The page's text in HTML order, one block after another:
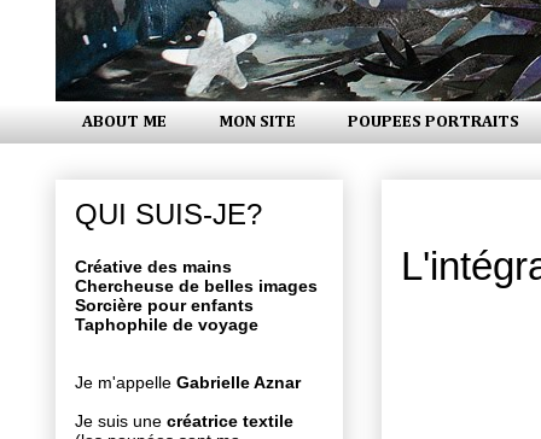
ABOUT ME MON SITE POUPEES PORTRAITS
QUI SUIS-JE?
Créative des mains
Chercheuse de belles images
Sorcière pour enfants
Taphophile de voyage
Je m'appelle Gabrielle Aznar
Je suis une créatrice textile